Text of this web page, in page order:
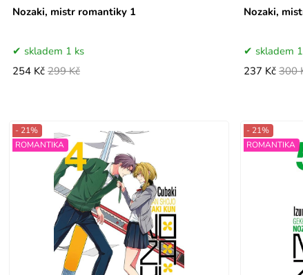
Nozaki, mistr romantiky 1
skladem 1 ks
254 Kč 299 Kč
Nozaki,
skladem
237 Kč 300
- 21%
ROMANTIKA
- 21%
ROMANTIKA